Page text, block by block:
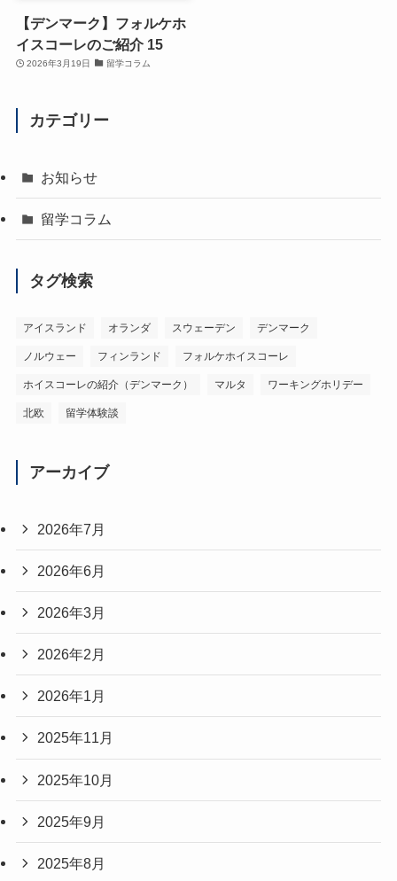
【デンマーク】フォルケホ
イスコーレのご紹介 15
2026年3月19日 留学コラム
カテゴリー
お知らせ
留学コラム
タグ検索
アイスランド オランダ スウェーデン デンマーク
ノルウェー フィンランド フォルケホイスコーレ
ホイスコーレの紹介（デンマーク） マルタ ワーキングホリデー
北欧 留学体験談
アーカイブ
2026年7月
2026年6月
2026年3月
2026年2月
2026年1月
2025年11月
2025年10月
2025年9月
2025年8月